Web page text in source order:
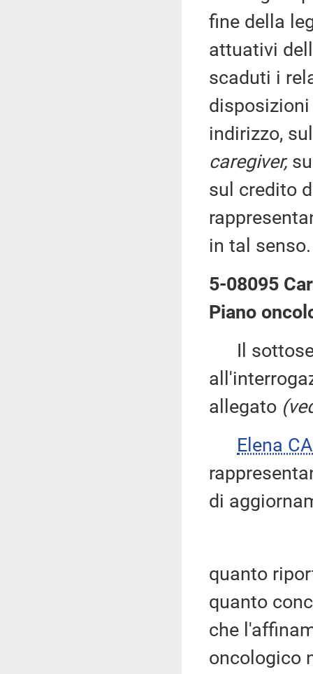
fine della
attuativi
scaduti i
indirizzo,
caregiver,
sul credito
in tal senso.
5-08095
Piano
Il
allegato
Elena
di
quanto
quanto
che
oncologico